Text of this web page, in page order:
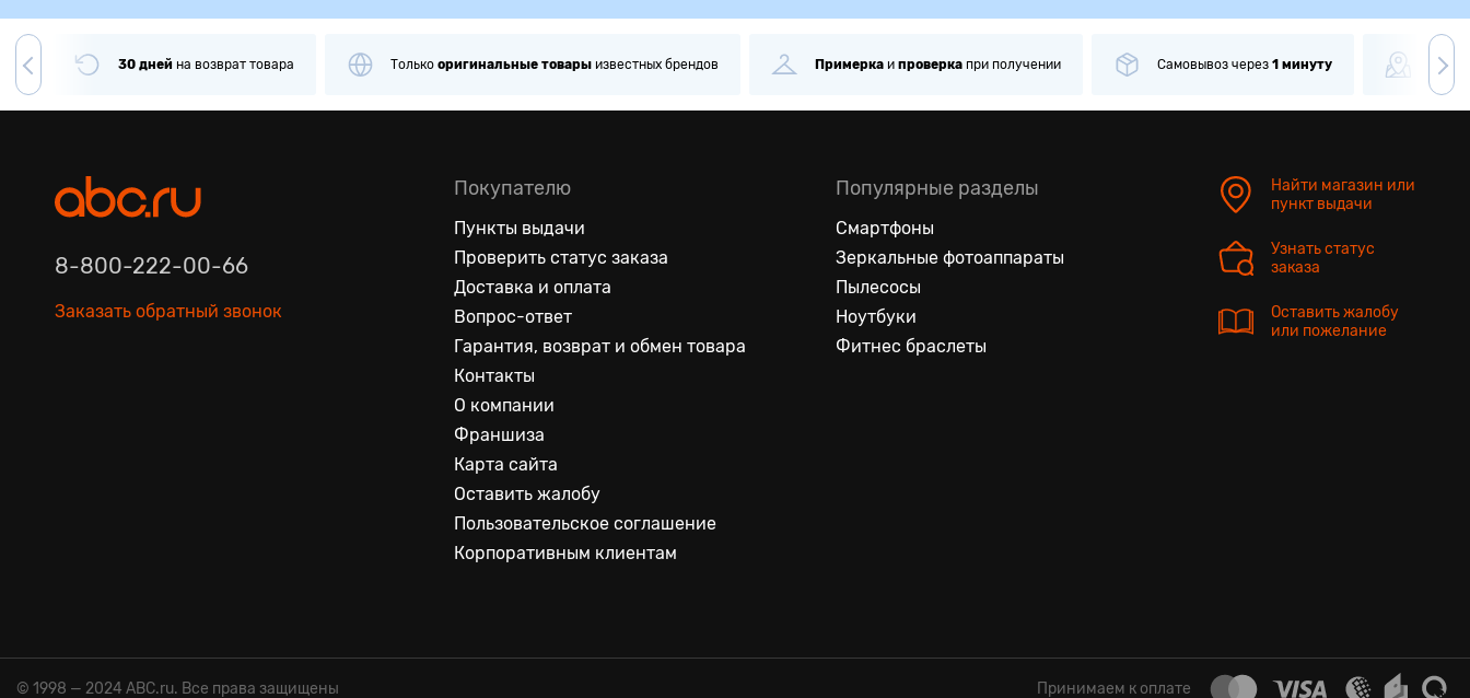
30 дней на возврат товара Только оригинальные товары известных брендов Примерка и проверка при получении Самовывоз через 1 минуту Более
8-800-222-00-66
Заказать обратный звонок
Покупателю
Пункты выдачи
Проверить статус заказа
Доставка и оплата
Вопрос-ответ
Гарантия, возврат и обмен товара
Контакты
О компании
Франшиза
Карта сайта
Оставить жалобу
Пользовательское соглашение
Корпоративным клиентам
Популярные разделы
Смартфоны
Зеркальные фотоаппараты
Пылесосы
Ноутбуки
Фитнес браслеты
Найти магазин или
пункт выдачи
Узнать статус
заказа
Оставить жалобу
или пожелание
© 1998 — 2024 ABC.ru. Все права защищены Принимаем к оплате